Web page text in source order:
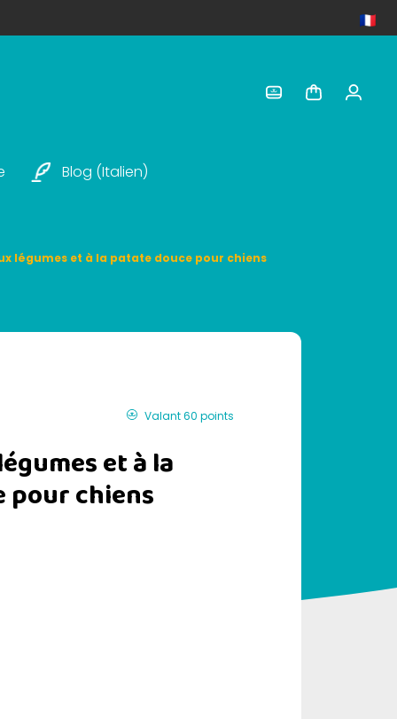
Blog (italien)
légumes et à la patate douce pour chiens
Valant 60 points
et à la
pour chiens